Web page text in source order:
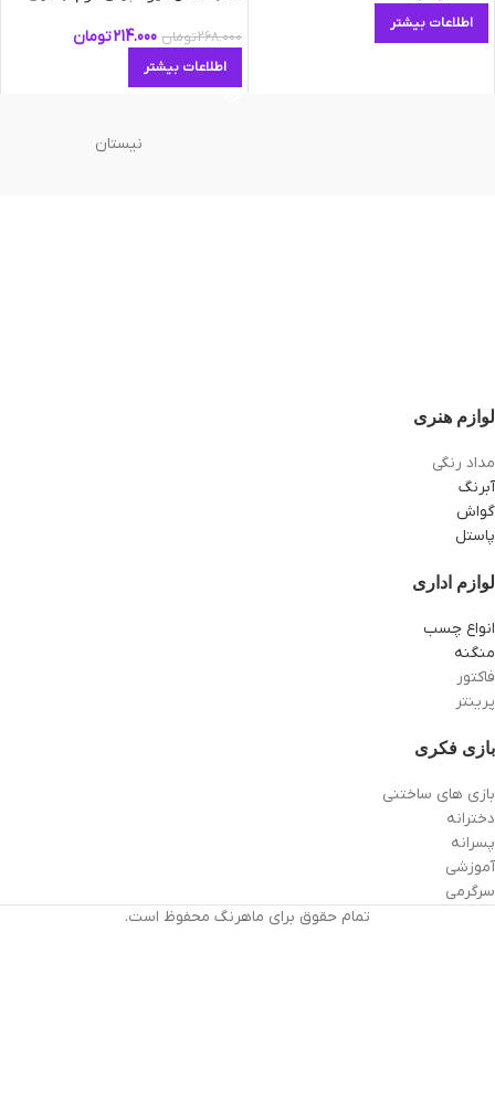
اطلاعات بیشتر
268.000تومان 214.000تومان
اطلاعات بیشتر
نیستان
لوازم هنری
مداد رنگی
آبرنگ
گواش
پاستل
لوازم اداری
انواع چسب
منگنه
فاکتور
پرینتر
بازی فکری
بازی های ساختنی
دخترانه
پسرانه
آموزشی
سرگرمی
تمام حقوق برای ماهرنگ محفوظ است.